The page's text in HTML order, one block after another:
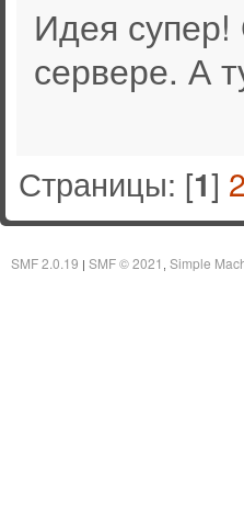
Идея
сервере. А
Страницы: [1] 2
SMF 2.0.19 | SMF © 2021 Simple